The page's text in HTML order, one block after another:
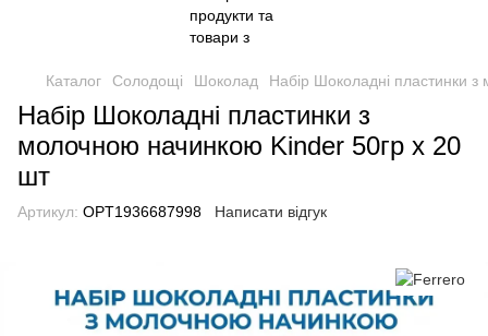
Каталог Солодощі Шоколад Набір Шоколадні пластинки
Набір Шоколадні пластинки з
молочною начинкою Kinder 50гр х 20
шт
Артикул: OPT1936687998 Написати відгук